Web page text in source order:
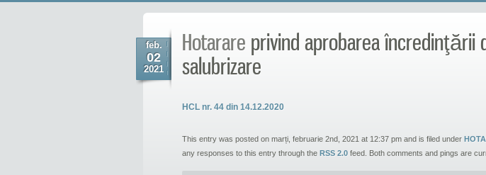
feb.
02
2021
Hotarare privind aprobarea încredinţării
salubrizare
HCL nr. 44 din 14.12.2020
This entry was posted on marți, februarie 2nd, 2021 at 12:37 pm and is filed under
any responses to this entry through the RSS 2.0 feed. Both comments and pings are